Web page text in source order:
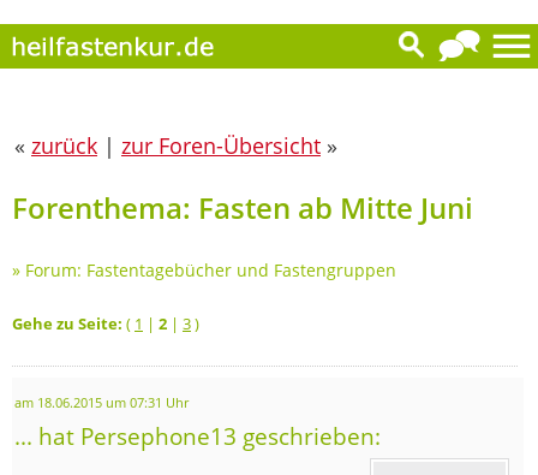
« zurück | zur Foren-Übersicht »
Forenthema: Fasten ab Mitte Juni
» Forum: Fastentagebücher und Fastengruppen
Gehe zu Seite: ( 1 | 2 | 3)
am 18.06.2015 um 07:31 Uhr
... hat Persephone13 geschrieben: